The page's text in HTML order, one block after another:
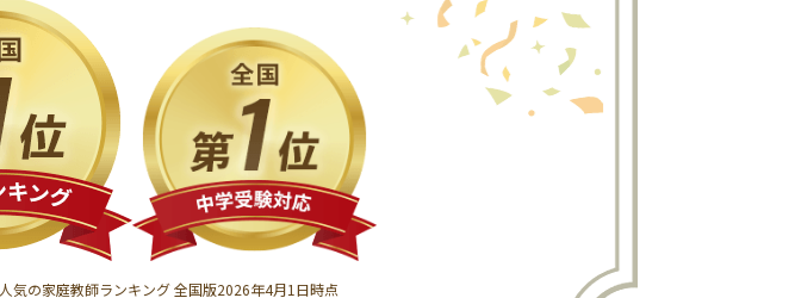
人気の家庭教師ランキング 全国版2026年4月1日時点